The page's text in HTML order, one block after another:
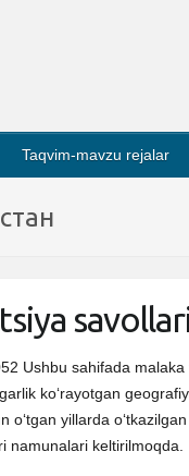
Taqvim-mavzu rejalar
Ushbu sahifada malaka
ko‘rayotgan
o‘tgan yillarda o‘tkazilgan
namunalari keltirilmoqda.